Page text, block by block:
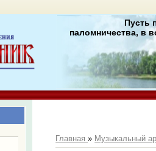
Пусть
паломничества, в
Главная» Музыкальный